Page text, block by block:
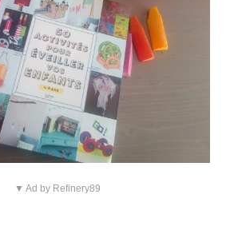
▼ Ad by Refinery89